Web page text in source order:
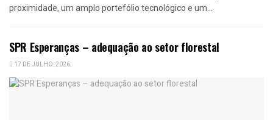
proximidade, um amplo portefólio tecnológico e um...
SPR Esperanças – adequação ao setor florestal
17 DE JULHO, 2026